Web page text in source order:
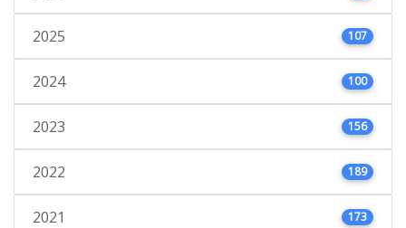
2025 107
2024 100
2023 156
2022 189
2021 173